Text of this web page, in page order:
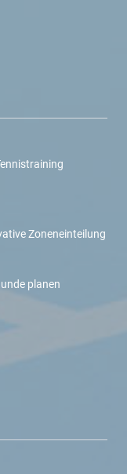
Zoneneinteilung
planen